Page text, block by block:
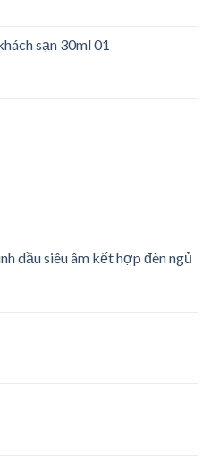
sạn 30ml 01
dầu siêu âm kết hợp đèn ngủ